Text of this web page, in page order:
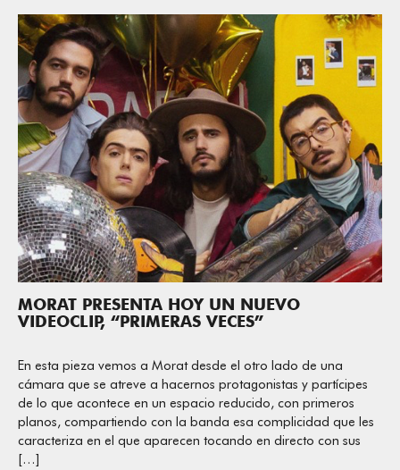
MORAT PRESENTA HOY UN NUEVO
VIDEOCLIP, “PRIMERAS VECES”
En esta pieza vemos a Morat desde el otro lado de una
cámara que se atreve a hacernos protagonistas y partícipes
de lo que acontece en un espacio reducido, con primeros
planos, compartiendo con la banda esa complicidad que les
caracteriza en el que aparecen tocando en directo con sus
[…]